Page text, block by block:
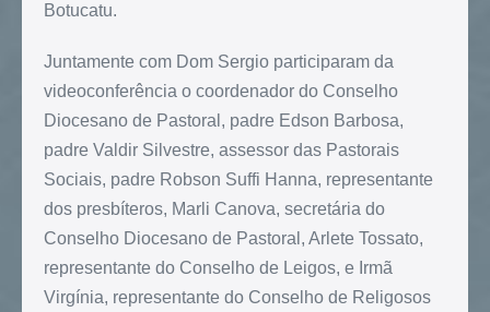
Botucatu.
Juntamente com Dom Sergio participaram da
videoconferência o coordenador do Conselho
Diocesano de Pastoral, padre Edson Barbosa,
padre Valdir Silvestre, assessor das Pastorais
Sociais, padre Robson Suffi Hanna, representante
dos presbíteros, Marli Canova, secretária do
Conselho Diocesano de Pastoral, Arlete Tossato,
representante do Conselho de Leigos, e Irmã
Virgínia, representante do Conselho de Religosos